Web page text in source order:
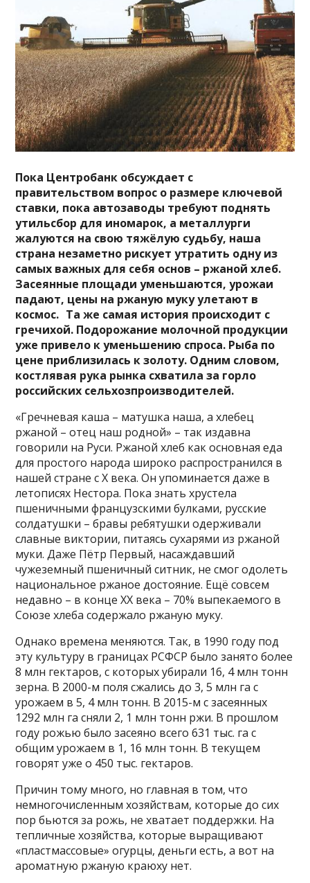
Пока Центробанк обсуждает с
правительством вопрос о размере ключевой
ставки, пока автозаводы требуют поднять
утильсбор для иномарок, а металлурги
жалуются на свою тяжёлую судьбу, наша
страна незаметно рискует утратить одну из
самых важных для себя основ – ржаной хлеб.
Засеянные площади уменьшаются, урожаи
падают, цены на ржаную муку улетают в
космос. Та же самая история происходит с
гречихой. Подорожание молочной продукции
уже привело к уменьшению спроса. Рыба по
цене приблизилась к золоту. Одним словом,
костлявая рука рынка схватила за горло
российских сельхозпроизводителей.
«Гречневая каша – матушка наша, а хлебец
ржаной – отец наш родной» – так издавна
говорили на Руси. Ржаной хлеб как основная еда
для простого народа широко распространился в
нашей стране с Х века. Он упоминается даже в
летописях Нестора. Пока знать хрустела
пшеничными французскими булками, русские
солдатушки – бравы ребятушки одерживали
славные виктории, питаясь сухарями из ржаной
муки. Даже Пётр Первый, насаждавший
чужеземный пшеничный ситник, не смог одолеть
национальное ржаное достояние. Ещё совсем
недавно – в конце ХХ века – 70% выпекаемого в
Союзе хлеба содержало ржаную муку.
Однако времена меняются. Так, в 1990 году под
эту культуру в границах РСФСР было занято более
8 млн гектаров, с которых убирали 16, 4 млн тонн
зерна. В 2000-м поля сжались до 3, 5 млн га с
урожаем в 5, 4 млн тонн. В 2015-м с засеянных
1292 млн га сняли 2, 1 млн тонн ржи. В прошлом
году рожью было засеяно всего 631 тыс. га с
общим урожаем в 1, 16 млн тонн. В текущем
говорят уже о 450 тыс. гектаров.
Причин тому много, но главная в том, что
немногочисленным хозяйствам, которые до сих
пор бьются за рожь, не хватает поддержки. На
тепличные хозяйства, которые выращивают
«пластмассовые» огурцы, деньги есть, а вот на
ароматную ржаную краюху нет.